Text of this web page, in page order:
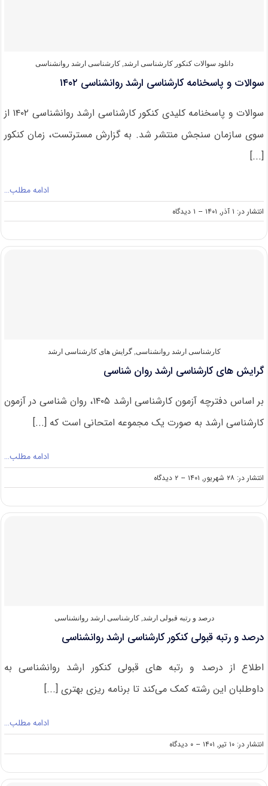
دانلود سوالات کنکور کارشناسی ارشد,کارشناسی ارشد روانشناسی
سوالات و پاسخنامه کارشناسی ارشد روانشناسی ۱۴۰۲
سوالات و پاسخنامه کلیدی کنکور کارشناسی ارشد روانشناسی ۱۴۰۲ از
سوی سازمان سنجش منتشر شد. به گزارش مسترتست، زمان کنکور
[...]
ادامه مطلب…
انتشار در: ۱ آذر, ۱۴۰۱ -- ۱ دیدگاه
on
سوالات
پاسخنامه
کارشناسی ارشد روانشناسی,گرایش های کارشناسی ارشد
گرایش های کارشناسی ارشد روان شناسی
بر اساس دفترچه آزمون کارشناسی ارشد ۱۴۰۵، روان شناسی در آزمون
کارشناسی ارشد به صورت یک مجموعه امتحانی است که [...]
ادامه مطلب…
انتشار در: ۲۸ شهریور, ۱۴۰۱ -- ۲ دیدگاه
on
گرایش
کارشناسی
درصد و رتبه قبولی ارشد,کارشناسی ارشد روانشناسی
درصد و رتبه قبولی کنکور کارشناسی ارشد روانشناسی
اطلاع از درصد و رتبه های قبولی کنکور ارشد روانشناسی به
داوطلبان این رشته کمک می‌کند تا برنامه ریزی بهتری [...]
ادامه مطلب…
انتشار در: ۱۰ تیر, ۱۴۰۱ -- ۰ دیدگاه
on
درصد
رتبه